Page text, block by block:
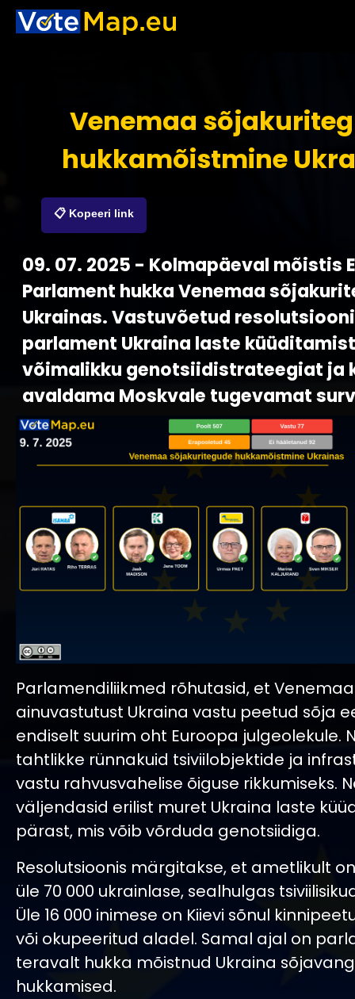
Venemaa
hukkamõistmine
📋 Kopeeri link
09. 07. 2025 - Kolmapäeval mõistis
Parlament hukka Venemaa
Ukrainas. Vastuvõetud
parlament Ukraina laste
võimalikku genotsiidistrateegiat ja
avaldama Moskvale tugevamat
Parlamendiliikmed rõhutasid, et
ainuvastutust Ukraina vastu peetud sõja
endiselt suurim oht Euroopa julgeolekule.
tahtlikke rünnakuid tsiviilobjektide ja
vastu rahvusvahelise õiguse rikkumiseks.
väljendasid erilist muret Ukraina laste
pärast, mis võib võrduda genotsiidiga.
Resolutsioonis märgitakse, et ametlikult
üle 70 000 ukrainlase, sealhulgas
Üle 16 000 inimese on Kiievi sõnul
või okupeeritud aladel. Samal ajal on
teravalt hukka mõistnud Ukraina
hukkamised.